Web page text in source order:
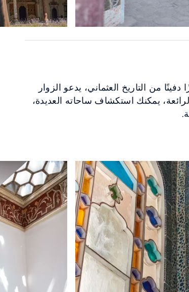
من التاريخ العثماني، يدعو الزوار
يمكنك استكشاف ساحاته العديدة،